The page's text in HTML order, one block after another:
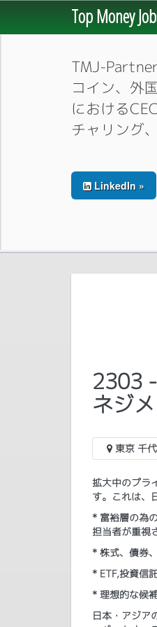
Top Money
TMJ-
コイン、外
における
チャリング
LinkedIn »
2303
ネジ
東京 千
拡大中のプラ
す。これは、
* 富裕層の為
担当者が重視
* 株式、債券
* ETF,投資信
* 理想的な候
日本・アジア